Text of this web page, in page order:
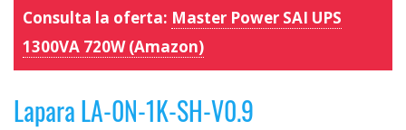
Consulta la oferta: Master Power SAI UPS
1300VA 720W (Amazon)
Lapara LA-0N-1K-SH-V0.9